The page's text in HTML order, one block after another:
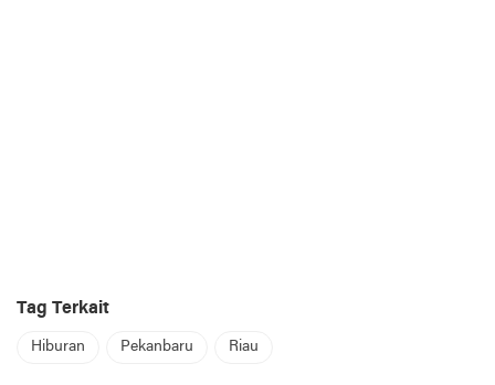
Tag Terkait
Hiburan Pekanbaru Riau